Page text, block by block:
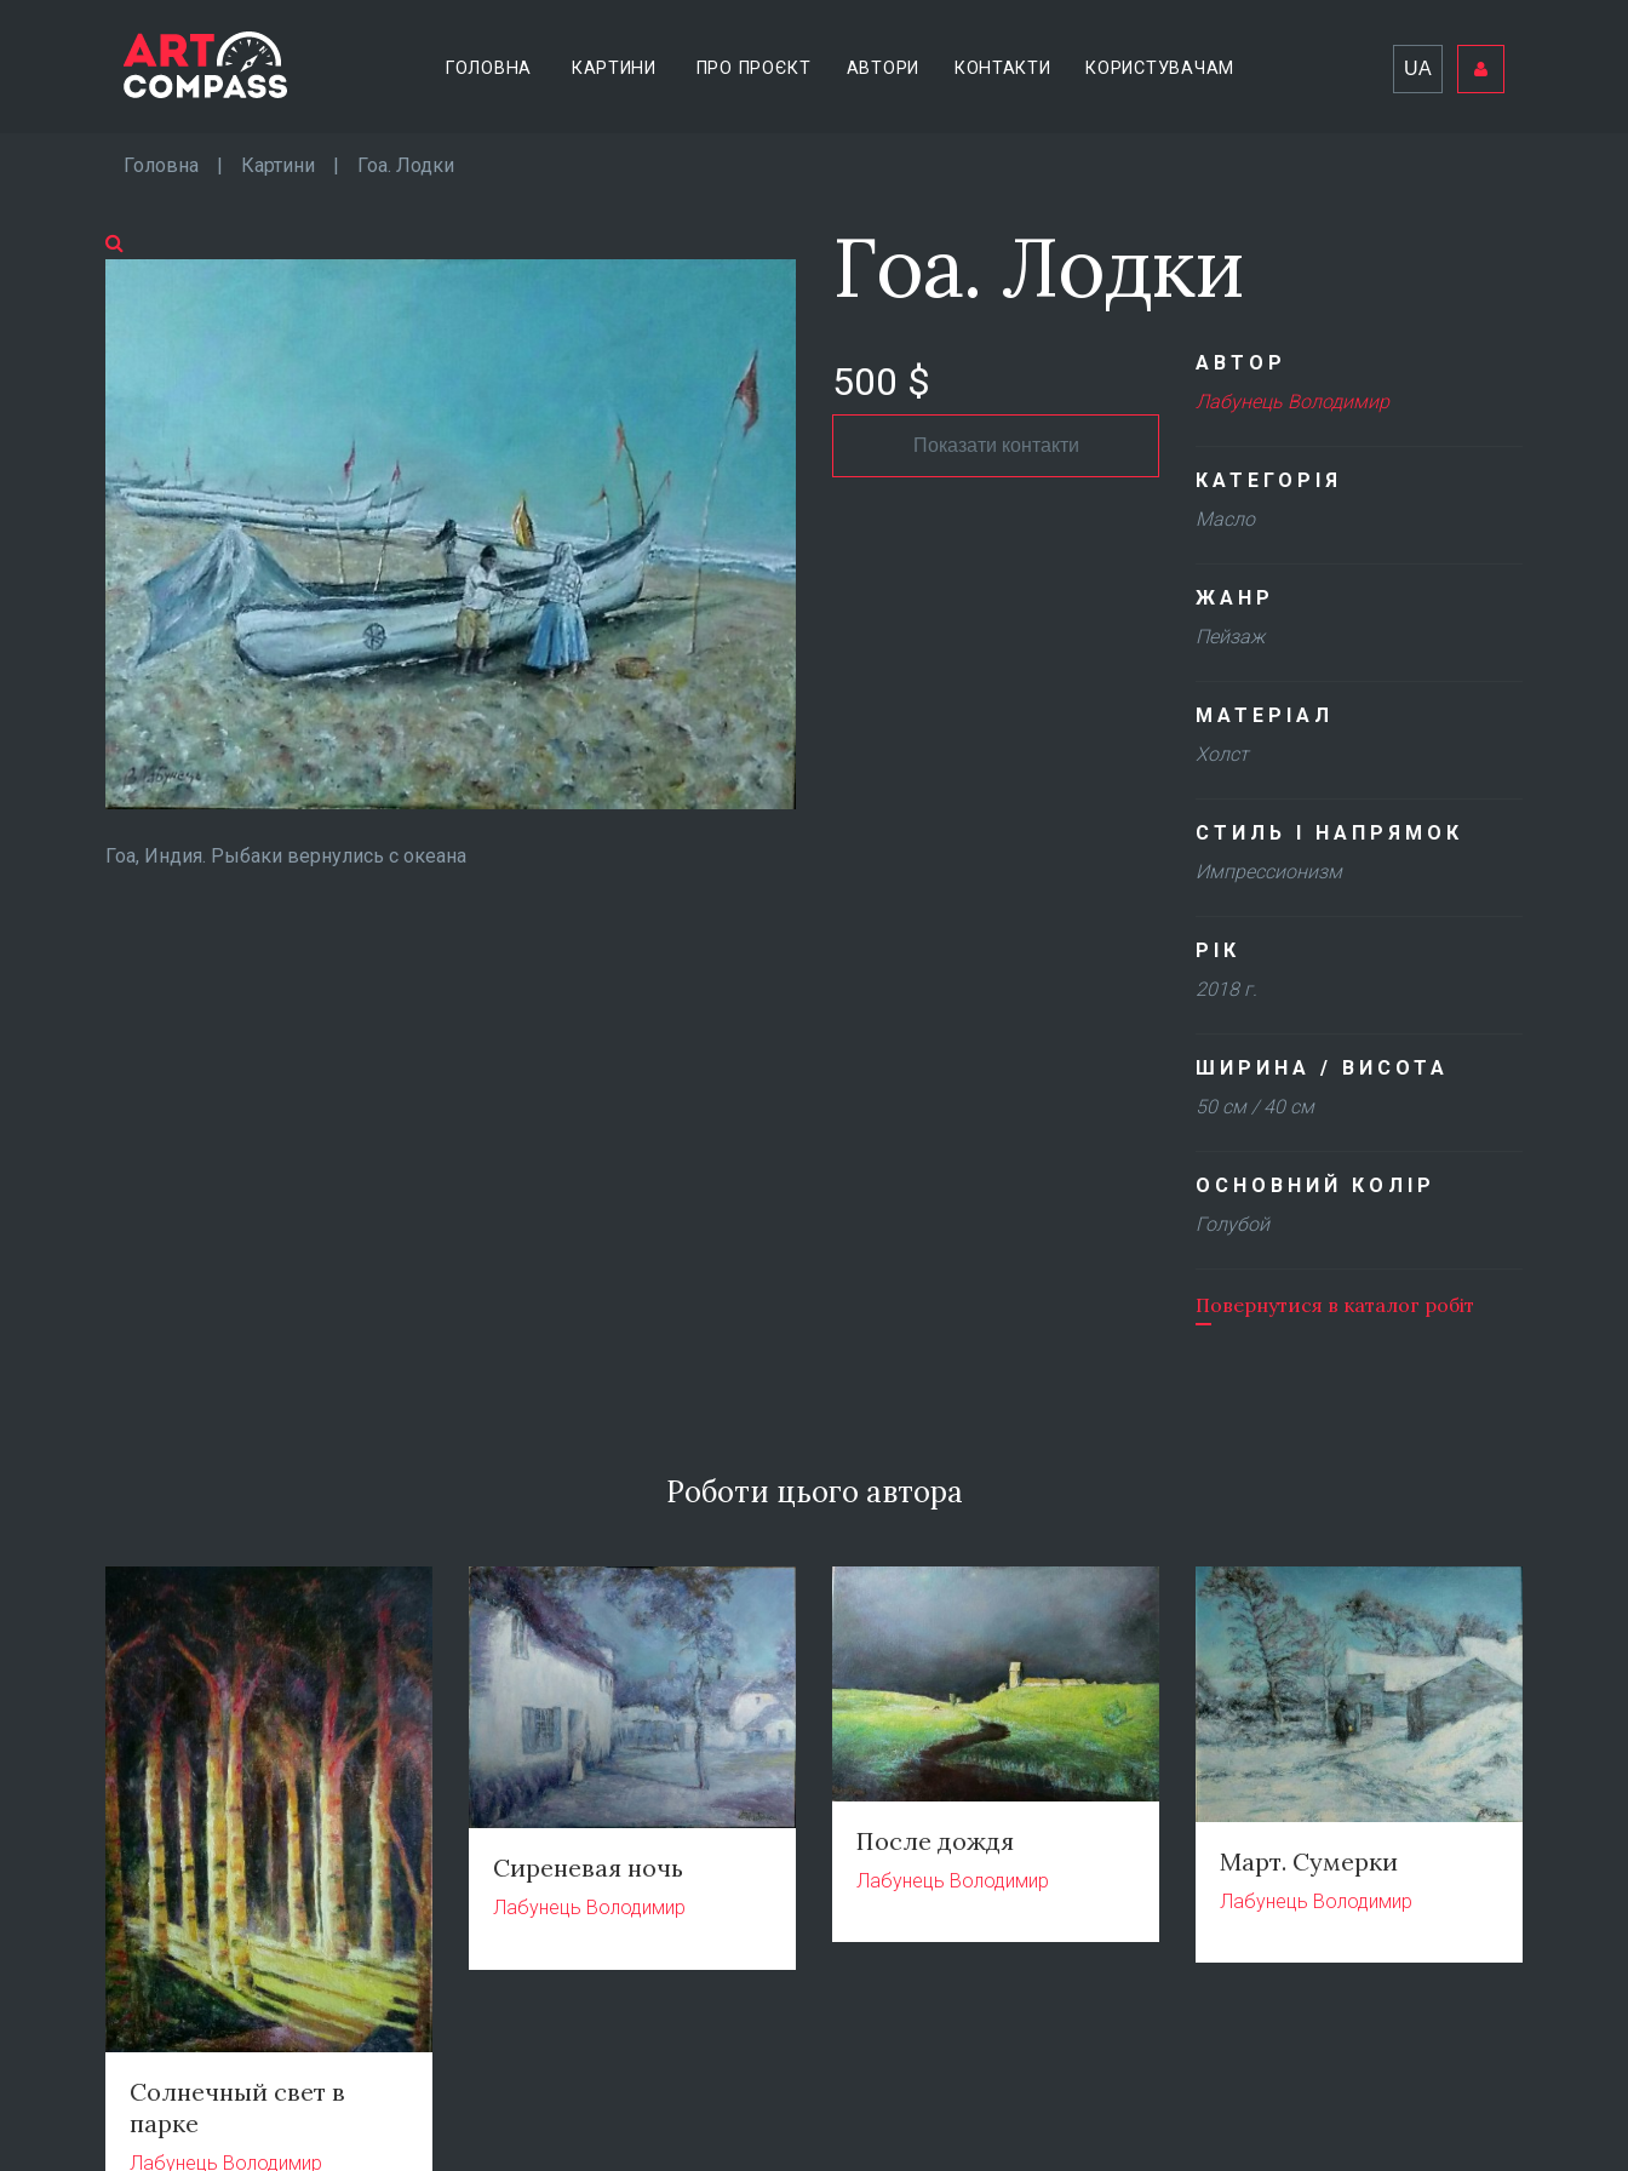
ГОЛОВНА КАРТИНИ ПРО ПРОЄКТ АВТОРИ КОНТАКТИ КОРИСТУВАЧАМ UA
Головна | Картини | Гоа. Лодки
Гоа, Индия. Рыбаки вернулись с океана
Гоа. Лодки
500 $
Показати контакти
АВТОР
Лабунець Володимир
КАТЕГОРІЯ
Масло
ЖАНР
Пейзаж
МАТЕРІАЛ
Холст
СТИЛЬ І НАПРЯМОК
Импрессионизм
РІК
2018 г.
ШИРИНА / ВИСОТА
50 см / 40 см
ОСНОВНИЙ КОЛІР
Голубой
Повернутися в каталог робіт
Роботи цього автора
Солнечный свет в
парке
Лабунець Володимир
Сиреневая ночь
Лабунець Володимир
После дождя
Лабунець Володимир
Март. Сумерки
Лабунець Володимир